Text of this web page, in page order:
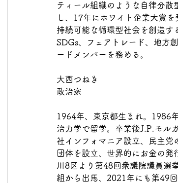
ティール組織のような自律分
し、17年にホワイト企業大賞
持続可能な循環型社会を創造す
SDGs、フェアトレード、地方
ードメンバーを務める。
大西つねき
政治家
1964年、東京都生まれ。1986
治力学で留学。卒業後J.P.モル
社インフォマニア設立、民主
団体を設立、世界的にお金の
川8区より第48回衆議院議員選
組から出馬、2021年にも第49